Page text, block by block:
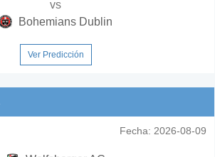
vs
Bohemians Dublin
Ver Predicción
Fecha: 2026-08-09